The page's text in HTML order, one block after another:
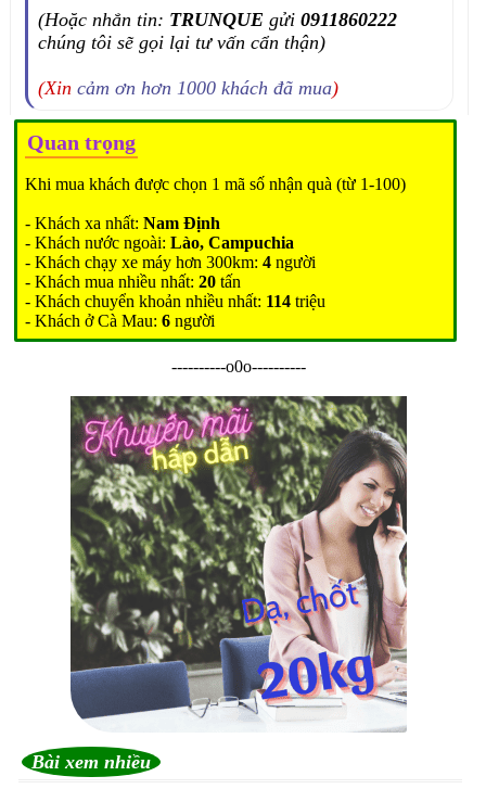
(Hoặc nhắn tin: TRUNQUE gửi0911860222
chúng tôi sẽ gọi lại tư vấn cẩn thận)
(Xincảm ơn hơn 1000 khách đã mua)
Quan trọng
Khi mua khách được chọn 1 mã số nhận quà (từ 1-100)
- Khách xa nhất:Nam Định
- Khách nước ngoài:Lào, Campuchia
- Khách chạy xe máy hơn 300km:4 người
- Khách mua nhiều nhất:20 tấn
- Khách chuyển khoản nhiều nhất: 114 triệu
- Khách ở Cà Mau:6 người
----------o0o----------
Bài xem nhiều